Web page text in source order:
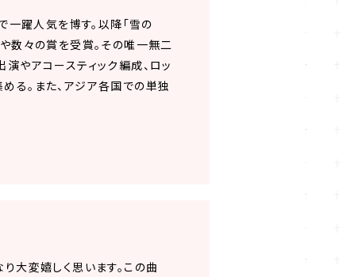
一躍人気を博す。以降「雪の
数々の賞を受賞。その唯一無二
やアコースティック編成、ロッ
る。また、アジア各国での単独
大変嬉しく思います。この曲